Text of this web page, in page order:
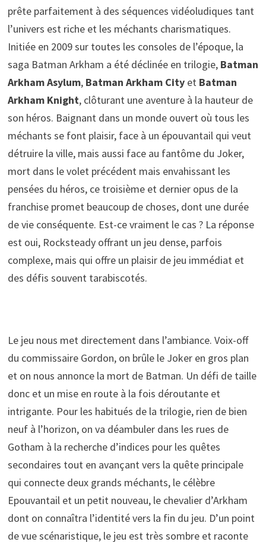
prête parfaitement à des séquences vidéoludiques tant
l’univers est riche et les méchants charismatiques.
Initiée en 2009 sur toutes les consoles de l’époque, la
saga Batman Arkham a été déclinée en trilogie, Batman
Arkham Asylum, Batman Arkham Cityet Batman
Arkham Knight, clôturant une aventure à la hauteur de
son héros. Baignant dans un monde ouvert où tous les
méchants se font plaisir, face à un épouvantail qui veut
détruire la ville, mais aussi face au fantôme du Joker,
mort dans le volet précédent mais envahissant les
pensées du héros, ce troisième et dernier opus de la
franchise promet beaucoup de choses, dont une durée
de vie conséquente. Est-ce vraiment le cas ? La réponse
est oui, Rocksteady offrant un jeu dense, parfois
complexe, mais qui offre un plaisir de jeu immédiat et
des défis souvent tarabiscotés.
Le jeu nous met directement dans l’ambiance. Voix-off
du commissaire Gordon, on brûle le Joker en gros plan
et on nous annonce la mort de Batman. Un défi de taille
donc et un mise en route à la fois déroutante et
intrigante. Pour les habitués de la trilogie, rien de bien
neuf à l’horizon, on va déambuler dans les rues de
Gotham à la recherche d’indices pour les quêtes
secondaires tout en avançant vers la quête principale
qui connecte deux grands méchants, le célèbre
Epouvantail et un petit nouveau, le chevalier d’Arkham
dont on connaîtra l’identité vers la fin du jeu. D’un point
de vue scénaristique, le jeu est très sombre et raconte